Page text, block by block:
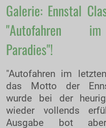
Galerie: Ennstal
"Autofahren
Paradies"!
"Autofahren im
das Motto der
wurde bei der
wieder vollends
Ausgabe bot